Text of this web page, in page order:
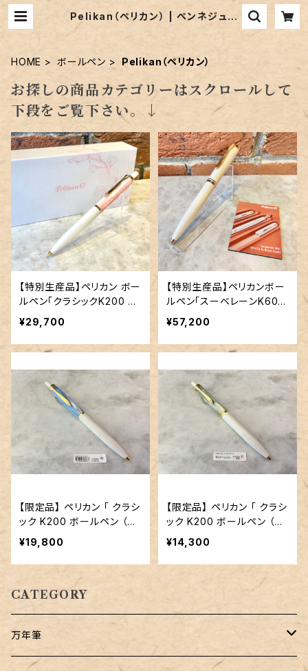
Pelikan（ペリカン） | ペンネジュー
HOME ボールペン Pelikan（ペリカン）
お探しの商品カテゴリーはスクロールして
下段をご覧下さい。↓
【特別生産品】ペリカン ボー
ルペン「クラシックK200 チ
ェリーブロッサム」
¥29,700
【特別生産品】ペリカンボー
ルペン「スーベレーンK600
ホワイト＆ローズゴールド」
¥57,200
【限定品】 ペリカン 「 クラシ
ック K200 ボールペン （パ
ステルブルー）」
¥19,800
【限定品】 ペリカン 「 クラシ
ック K200 ボールペン （パ
ステルグリーン）」
¥14,300
CATEGORY
万年筆